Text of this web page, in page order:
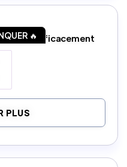
🔥efficacement
PLUS